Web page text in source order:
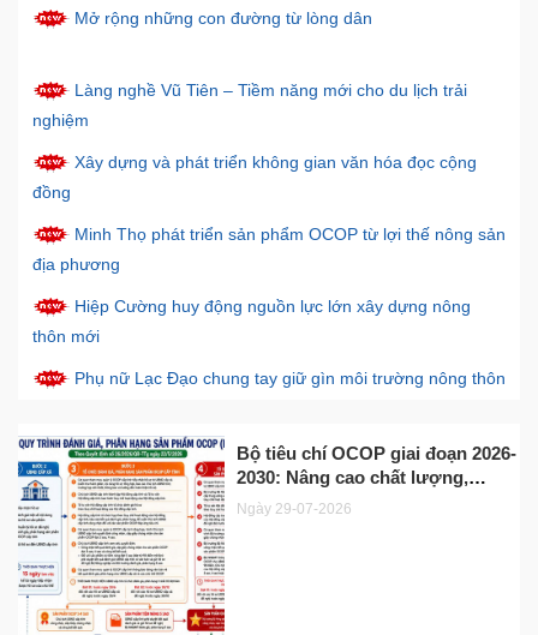
Mở rộng những con đường từ lòng dân
Làng nghề Vũ Tiên – Tiềm năng mới cho du lịch trải
nghiệm
Xây dựng và phát triển không gian văn hóa đọc cộng
đồng
Minh Thọ phát triển sản phẩm OCOP từ lợi thế nông sản
địa phương
Hiệp Cường huy động nguồn lực lớn xây dựng nông
thôn mới
Phụ nữ Lạc Đạo chung tay giữ gìn môi trường nông thôn
Tạo sinh kế bền vững từ phát triển du lịch nông thôn
Tống Trân trên hành trình xây dựng nông thôn mới hiện
đại
Tiêu chí đánh giá, phân hạng sản phẩm OCOP
Bộ tiêu chí OCOP giai đoạn 2026-
2030: Nâng cao chất lượng,
hướng tiến phát triển bền vững
Ngày 29-07-2026